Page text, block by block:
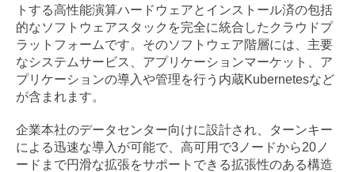
トする高性能演算ハードウェアとインストール済の包括
的なソフトウェアスタックを完全に統合したクラウドプ
ラットフォームです。そのソフトウェア階層には、主要
なシステムサービス、アプリケーションマーケット、ア
プリケーションの導入や管理を行う内蔵Kubernetesなど
が含まれます。
企業本社のデータセンター向けに設計され、ターンキー
による迅速な導入が可能で、高可用で3ノードから20ノ
ードまで円滑な拡張をサポートできる拡張性のある構造